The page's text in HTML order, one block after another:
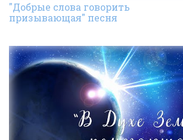
"Добрые слова говорить
призывающая" песня